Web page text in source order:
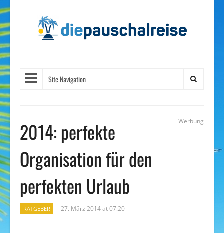
Site Navigation
2014: perfekte
Organisation für den
perfekten Urlaub
Werbung
RATGEBER 27. März 2014 at 07:20